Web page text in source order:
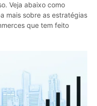
Veja abaixo como
mais sobre as estratégias
que tem feito